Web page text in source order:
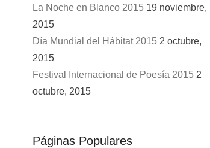
La Noche en Blanco 2015 19 noviembre,
2015
Día Mundial del Hábitat 2015 2 octubre,
2015
Festival Internacional de Poesía 2015 2
octubre, 2015
Páginas Populares